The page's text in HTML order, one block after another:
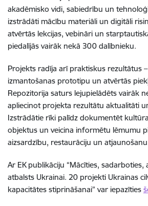
akadēmisko vidi, sabiedrību un
izstrādāti mācību materiāli un digitāli
atvērtās lekcijas, vebināri un
piedalījās vairāk nekā 300 dalībnieku.
Projekts radīja arī praktiskus rezultātus
izmantošanas prototipu un atvērtās
Repozitorija saturs lejupielādēts vairāk
apliecinot projekta rezultātu aktualitāti
Izstrādātie rīki palīdz dokumentēt
objektus un veicina informētu lēmumu
aizsardzību, restaurāciju un
Ar EK publikāciju “Mācīties, sadarboties,
atbalsts Ukrainai. 20 projekti Ukrainas
kapacitātes stiprināšanai” var iepazīties